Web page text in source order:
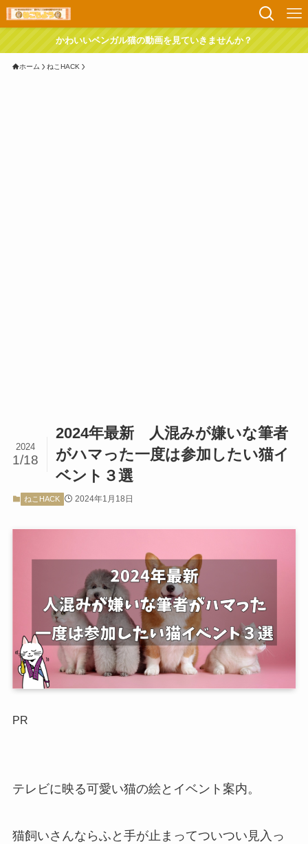
かわいいベンガル猫の動画を見ていきませんか？
ホーム ねこHACK
2024年最新 人混みが嫌いな筆者
がハマった一度は参加したい猫イ
ベント３選
2024
1/18
ねこHACK 2024年1月18日
PR
テレビに映る可愛い猫の絵とイベント案内。
猫飼いさんならふと手が止まってついつい見入っ